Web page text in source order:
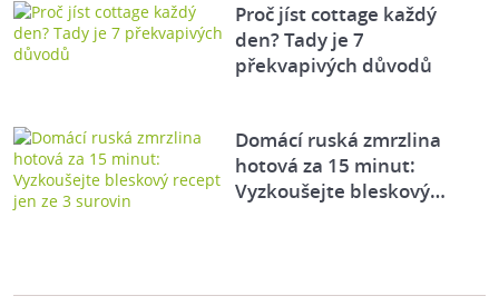
Proč jíst cottage každý
den? Tady je 7
překvapivých důvodů
Domácí ruská zmrzlina
hotová za 15 minut:
Vyzkoušejte bleskový…